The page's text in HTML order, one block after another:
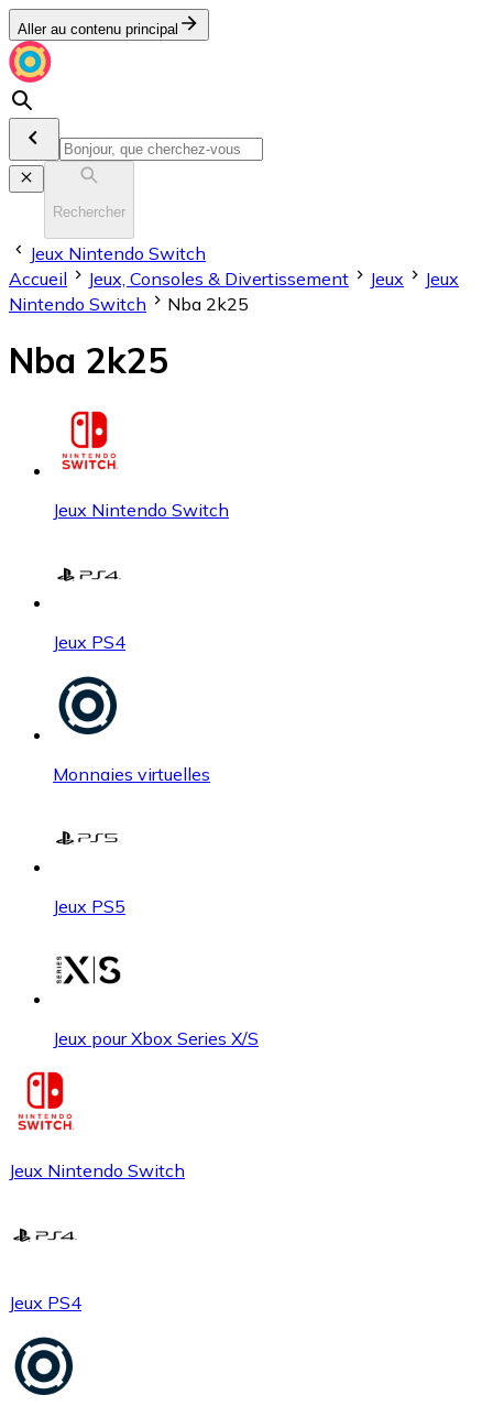
Aller au contenu principal
Rechercher
Jeux Nintendo Switch
Accueil
Jeux, Consoles & Divertissement Jeux
Jeux
Nintendo Switch
Nba 2k25
Nba 2k25
Jeux Nintendo Switch
Jeux PS4
Monnaies virtuelles
Jeux PS5
Jeux pour Xbox Series X/S
Jeux Nintendo Switch
Jeux PS4